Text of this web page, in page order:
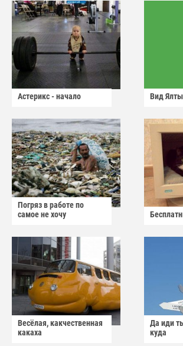
Астерикс - начало Вид Ялты
Погряз в работе по
самое не хочу
Весёлая, какчественная
какаха
Да иди
куда